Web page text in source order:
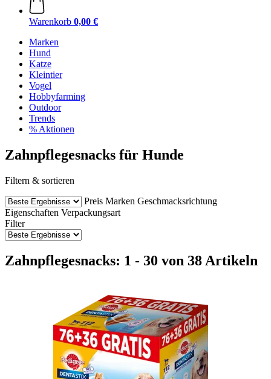
Warenkorb 0,00 €
Marken
Hund
Katze
Kleintier
Vogel
Hobbyfarming
Outdoor
Trends
% Aktionen
Zahnpflegesnacks für Hunde
Filtern & sortieren
Preis Marken Geschmacksrichtung
Eigenschaften Verpackungsart
Filter
Zahnpflegesnacks: 1 - 30 von 38 Artikeln